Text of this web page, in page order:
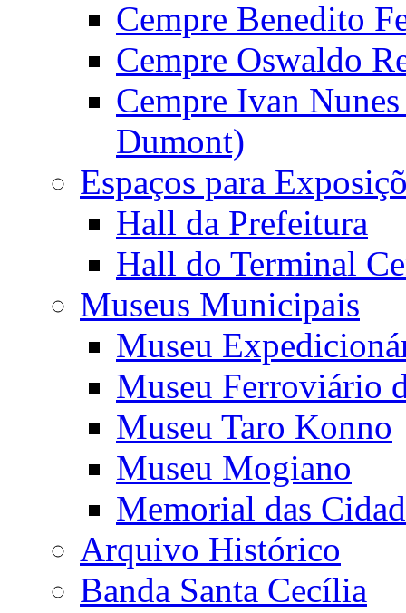
Cempre Benedito
Cempre Oswaldo
Cempre Ivan
Dumont)
Espaços para
Hall da Prefeitura
Hall do Terminal
Museus Municipais
Museu
Museu Ferroviário
Museu Taro Konno
Museu Mogiano
Memorial das
Arquivo Histórico
Banda Santa Cecília